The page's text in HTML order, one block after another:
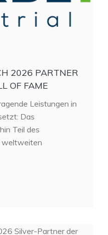
2026 PARTNER
OF FAME
Leistungen in
Das
Teil des
weltweiten